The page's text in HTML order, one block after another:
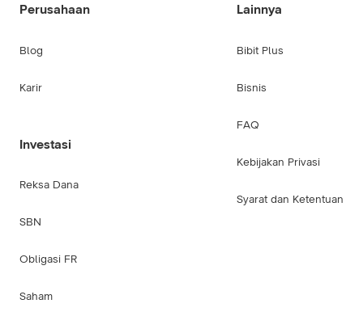
Perusahaan
Blog
Karir
Investasi
Reksa Dana
SBN
Obligasi FR
Saham
Lainnya
Bibit Plus
Bisnis
FAQ
Kebijakan Privasi
Syarat dan Ketentuan